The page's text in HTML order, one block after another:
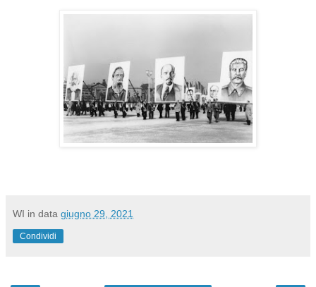
WI in data giugno 29, 2021
Condividi